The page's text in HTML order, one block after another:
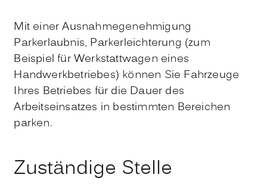
Mit einer Ausnahmegenehmigung
Parkerlaubnis, Parkerleichterung (zum
Beispiel für Werkstattwagen eines
Handwerkbetriebes) können Sie Fahrzeuge
Ihres Betriebes für die Dauer des
Arbeitseinsatzes in bestimmten Bereichen
parken.
Zuständige Stelle